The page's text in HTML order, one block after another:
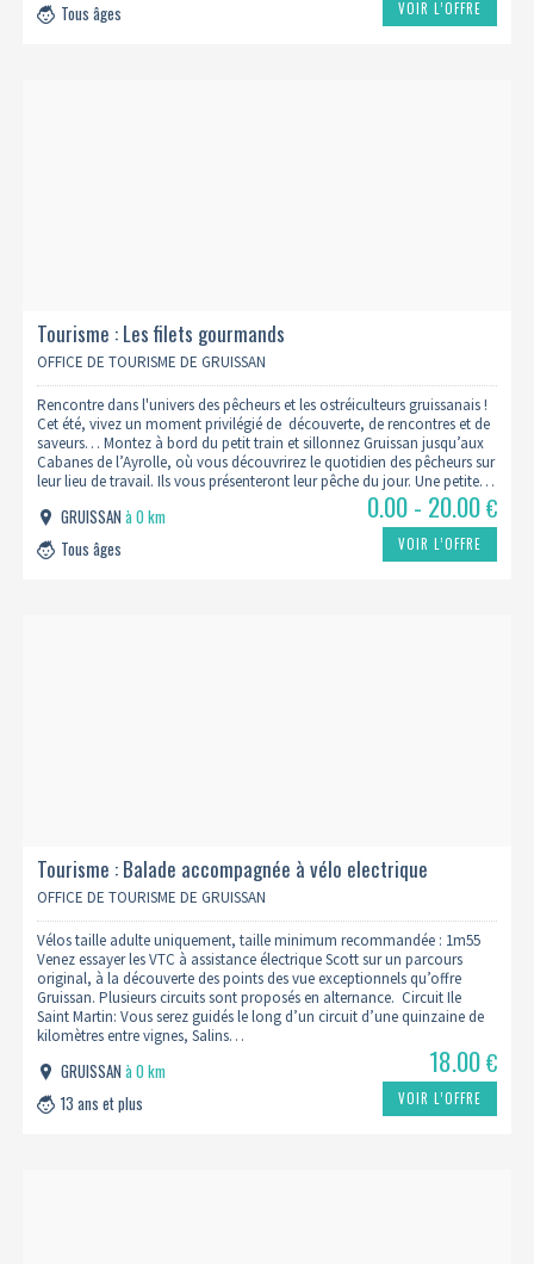
Tous âges
VOIR L’OFFRE
Tourisme : Les filets gourmands
OFFICE DE TOURISME DE GRUISSAN
Rencontre dans l'univers des pêcheurs et les ostréiculteurs gruissanais !
Cet été, vivez un moment privilégié de découverte, de rencontres et de
saveurs… Montez à bord du petit train et sillonnez Gruissan jusqu’aux
Cabanes de l’Ayrolle, où vous découvrirez le quotidien des pêcheurs sur
leur lieu de travail. Ils vous présenteront leur pêche du jour. Une petite…
GRUISSANà 0 km
Tous âges
0.00 - 20.00€
VOIR L’OFFRE
Tourisme : Balade accompagnée à vélo electrique
OFFICE DE TOURISME DE GRUISSAN
Vélos taille adulte uniquement, taille minimum recommandée : 1m55
Venez essayer les VTC à assistance électrique Scott sur un parcours
original, à la découverte des points des vue exceptionnels qu’offre
Gruissan. Plusieurs circuits sont proposés en alternance. Circuit Ile
Saint Martin: Vous serez guidés le long d’un circuit d’une quinzaine de
kilomètres entre vignes, Salins…
GRUISSANà 0 km
13 ans et plus
18.00€
VOIR L’OFFRE